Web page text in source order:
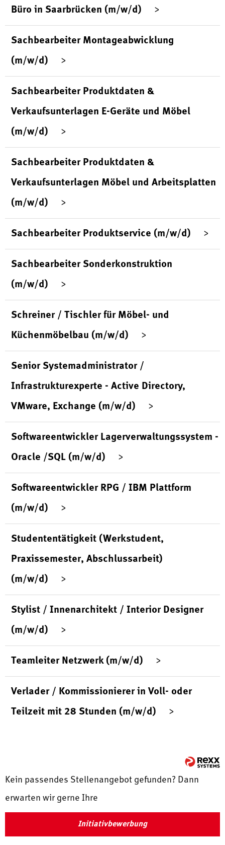
Büro in Saarbrücken (m/w/d)
Sachbearbeiter Montageabwicklung
(m/w/d)
Sachbearbeiter Produktdaten &
Verkaufsunterlagen E-Geräte und Möbel
(m/w/d)
Sachbearbeiter Produktdaten &
Verkaufsunterlagen Möbel und Arbeitsplatten
(m/w/d)
Sachbearbeiter Produktservice (m/w/d)
Sachbearbeiter Sonderkonstruktion
(m/w/d)
Schreiner / Tischler für Möbel- und
Küchenmöbelbau (m/w/d)
Senior Systemadministrator /
Infrastrukturexperte - Active Directory,
VMware, Exchange (m/w/d)
Softwareentwickler Lagerverwaltungssystem -
Oracle /SQL (m/w/d)
Softwareentwickler RPG / IBM Plattform
(m/w/d)
Studententätigkeit (Werkstudent,
Praxissemester, Abschlussarbeit)
(m/w/d)
Stylist / Innenarchitekt / Interior Designer
(m/w/d)
Teamleiter Netzwerk (m/w/d)
Verlader / Kommissionierer in Voll- oder
Teilzeit mit 28 Stunden (m/w/d)
Kein passendes Stellenangebot gefunden? Dann
erwarten wir gerne Ihre
Initiativbewerbung